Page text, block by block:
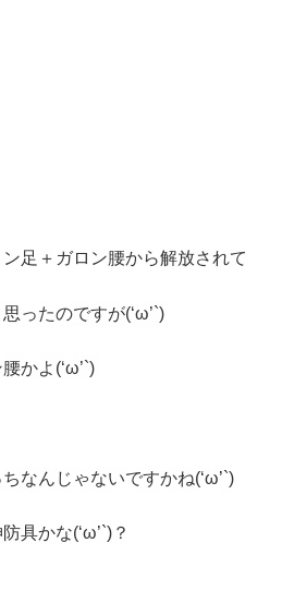
足＋ガロン腰から解放されて
ったのですが(‘ω’`)
かよ(‘ω’`)
なんじゃないですかね(‘ω’`)
具かな(‘ω’`)？